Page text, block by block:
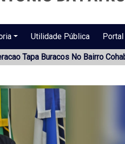
Utilidade Pública
Tapa Buracos No Bairro